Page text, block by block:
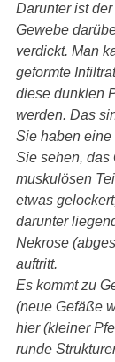
Darunter ist
Gewebe
verdickt. Man
geformte
diese dunklen
werden. Das
Sie haben
Sie sehen, das
muskulösen
etwas
darunter
Nekrose
auftritt.
Es kommt zu
(neue Gefäße
hier (kleiner
runde